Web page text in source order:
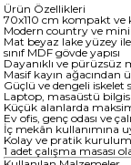
Ürün Özellikleri
70x110 cm kompakt ve
Modern country ve
Mat beyaz lake yüzey
sınıf MDF gövde yapısı
Dayanıklı ve
Masif kayın
Güçlü ve dengeli iskelet
Laptop, masaüstü
Küçük alanlarda
Ev ofis, genç odası ve
İç mekân kullanımına
Kolay ve pratik
1 adet çalışma masası